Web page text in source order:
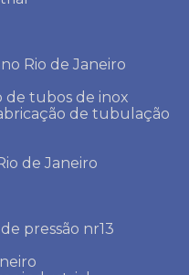
Rio de Janeiro
de tubos de inox
de tubulação
de Janeiro
pressão nr13